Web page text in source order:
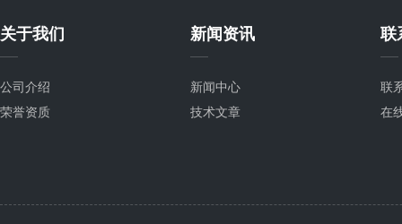
关于我们
公司介绍
荣誉资质
新闻资讯
新闻中心
技术文章
联
联
在